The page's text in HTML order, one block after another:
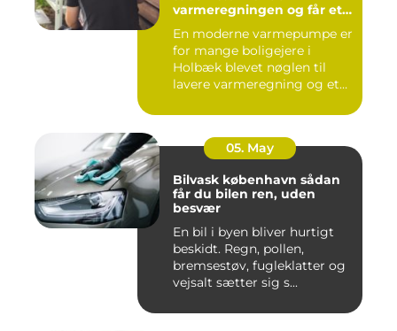
varmeregningen og får et
En moderne varmepumpe er
for mange boligejere i
Holbæk blevet nøglen til
lavere varmeregning og et
05. May
Bilvask københavn sådan
får du bilen ren, uden
besvær
En bil i byen bliver hurtigt
beskidt. Regn, pollen,
bremsestøv, fugleklatter og
vejsalt sætter sig s...